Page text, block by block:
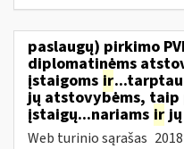
paslaugų) pirkimo
diplomatinėms
įstaigoms ir
jų atstovybėms,
įstaigų...nariams ir
Web turinio sąrašas